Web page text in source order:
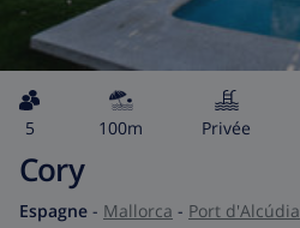
5 100m privée
Cory
Espagne - Mallorca - Port d'Alcúdia